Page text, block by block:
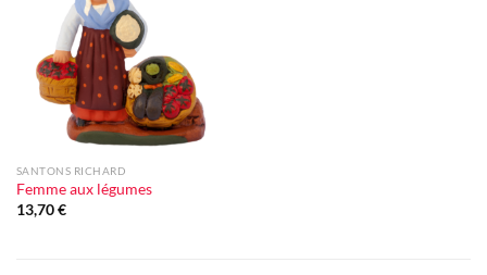
SANTONS RICHARD
Femme aux légumes
13,70€